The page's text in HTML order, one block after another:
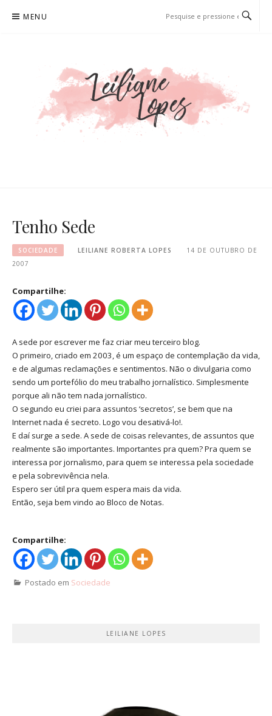
para
MENU
Tenho Sede
SOCIEDADE LEILIANE ROBERTA LOPES
14 DE OUTUBRO DE
2007
Compartilhe:
A sede por escrever me faz criar meu terceiro blog.
O primeiro, criado em 2003, é um espaço de contemplação da vida,
e de algumas reclamações e sentimentos. Não o divulgaria como
sendo um portefólio do meu trabalho jornalístico. Simplesmente
porque ali não tem nada jornalístico.
O segundo eu criei para assuntos ‘secretos’, se bem que na
Internet nada é secreto. Logo vou desativá-lo!.
E daí surge a sede. A sede de coisas relevantes, de assuntos que
realmente são importantes. Importantes pra quem? Pra quem se
interessa por jornalismo, para quem se interessa pela sociedade
e pela sobrevivência nela.
Espero ser útil pra quem espera mais da vida.
Então, seja bem vindo ao Bloco de Notas.
Compartilhe:
Postado em Sociedade
LEILIANE LOPES